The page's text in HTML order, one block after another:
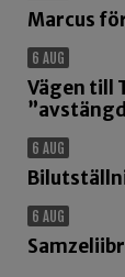
Marcus
6 AUG
Vägen till
6 AUG
6 AUG